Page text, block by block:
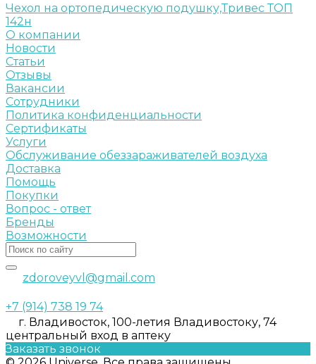
Чехол на ортопедическую подушку,Тривес ТОП
142н
О компании
Новости
Статьи
Отзывы
Вакансии
Сотрудники
Политика конфиденциальности
Сертификаты
Услуги
Обслуживание обеззараживателей воздуха
Доставка
Помощь
Покупки
Вопрос - ответ
Бренды
Возможности
zdoroveyvl@gmail.com
+7 (914) 738 19 74
г. Владивосток, 100-летия Владивостоку, 74
центральный вход в аптеку
Заказать звонок